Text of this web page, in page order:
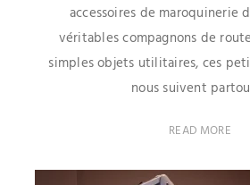
accessoires de maroquinerie
véritables compagnons de
simples objets utilitaires, ces
nous suivent
READ MORE